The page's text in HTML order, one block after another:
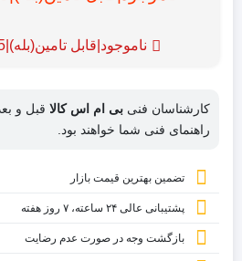
ناموجود|قابل تامین(بله)|09126104275
کارشناسان فنی بی ام اس کالا قبل و
راهنمای فنی شما خواهند بود.
تضمین بهترین قیمت بازار
پشتیبانی عالی ۲۴ ساعته، ۷ روز هفته
بازگشت وجه در صورت عدم رضایت